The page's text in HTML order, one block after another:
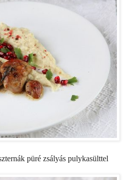
püré zsályás pulykasülttel